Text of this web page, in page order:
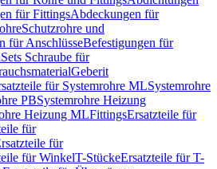
für FittingsAbdeckungen für
Schutzrohre und
für AnschlüsseBefestigungen für
Sets Schraube für
Geberit
für Systemrohre MLSystemrohre
PBSystemrohre Heizung
Heizung MLFittingsErsatzteile für
für
für
für WinkelT-StückeErsatzteile für T-